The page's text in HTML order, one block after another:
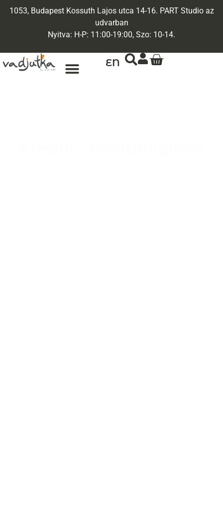
1053, Budapest Kossuth Lajos utca 14-16. PART Studio az
udvarban
Nyitva: H-P: 11:00-19:00, Szo: 10-14.
EN